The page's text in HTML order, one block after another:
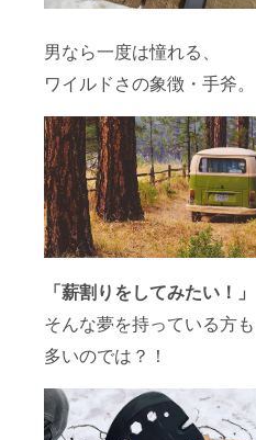
男なら一度は憧れる、
ワイルドさの象徴・手斧。
「薪割りをしてみたい！」
そんな夢を持っている方も
多いのでは？！